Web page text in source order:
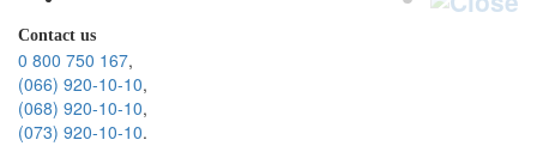
Contact us
0 800 750 167,
(066) 920-10-10,
(068) 920-10-10,
(073) 920-10-10.